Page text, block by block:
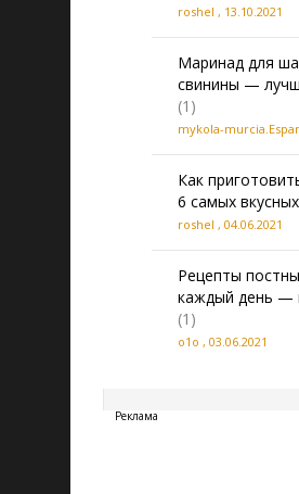
roshel , 13.10.2021
Маринад для
свинины —
(1)
mykola-
Как
6 самых
roshel , 04.06.2021
Рецепты
каждый день —
(1)
о1о , 03.06.2021
Реклама